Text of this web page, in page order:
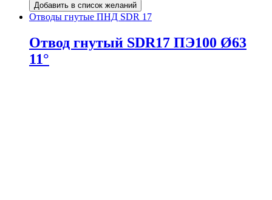
Добавить в список желаний
Отводы гнутые ПНД SDR 17
Отвод гнутый SDR17 ПЭ100 Ø63
11°